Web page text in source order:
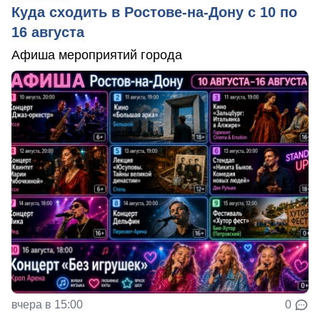
Куда сходить в Ростове-на-Дону с 10 по
16 августа
Афиша мероприятий города
вчера в 15:00 0